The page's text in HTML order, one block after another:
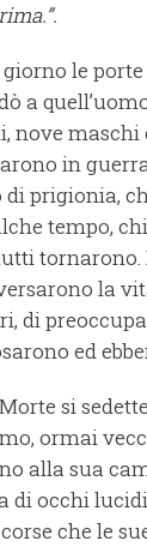
le
a
nove
in
prigionia,
tempo,
la
di
ed
si
ormai
alla sua
di occhi
che le